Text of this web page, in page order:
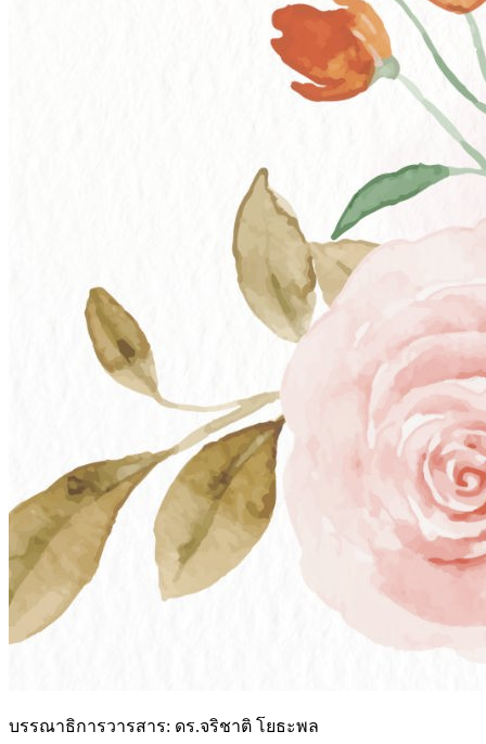
บรรณาธิการวารสาร: ดร.จริชาติ โยธะพล